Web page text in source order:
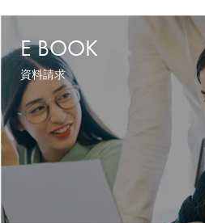
E BOOK
資料請求